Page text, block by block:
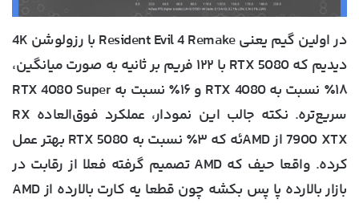
در اولین گیم یعنی Resident Evil 4 Remake با رزولوشن 4K
دیدیم که RTX 5080 با ۱۲۲ فریم بر ثانیه به صورت میانگین،
۱۸٪ نسبت به RTX 4080 و ۱۶٪ نسبت به RTX 4080 Super
سریع‌تره. نکته جالب این نمودار، عملکرد فوق‌العاده RX
7900 XTX از AMDئه که ۳٪ نسبت به RTX 5080 بهتر عمل
کرده. واقعا حیف که AMD تصمیم گرفته فعلا از رقابت در
بازار بالارده پا پس بکشه چون قطعا یه کارت بالارده از AMD